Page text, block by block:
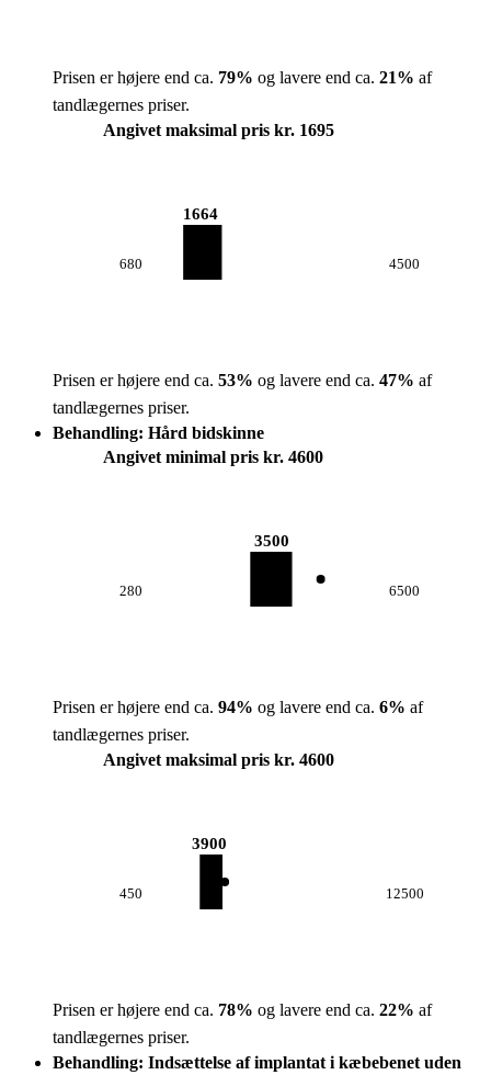
Prisen er højere end ca. 79% og lavere end ca. 21% af
tandlægernes priser.
Angivet maksimal pris kr. 1695
680
1664
4500
Prisen er højere end ca. 53% og lavere end ca. 47% af
tandlægernes priser.
Behandling: Hård bidskinne
Angivet minimal pris kr. 4600
280
3500
6500
Prisen er højere end ca. 94% og lavere end ca. 6% af
tandlægernes priser.
Angivet maksimal pris kr. 4600
450
3900
12500
Prisen er højere end ca. 78% og lavere end ca. 22% af
tandlægernes priser.
Behandling: Indsættelse af implantat i kæbebenet uden